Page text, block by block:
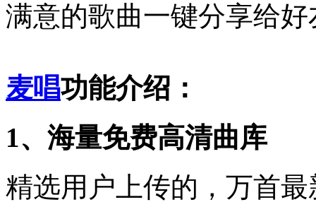
满意的歌曲一键分享给好
麦唱功能介绍：
1、海量免费高清曲库
精选用户上传的，万首